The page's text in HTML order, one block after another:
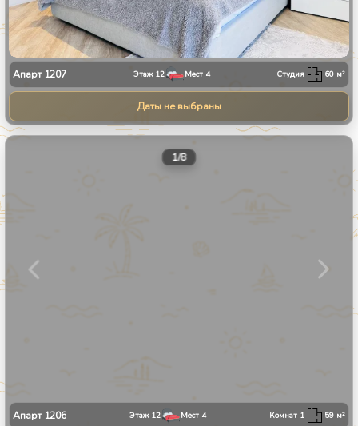
Апарт 1207 Этаж 12 Мест 4 Студия 60 м²
Даты не выбраны
1/8
Апарт 1206 Этаж 12 Мест 4 Комнат 1 59 м²